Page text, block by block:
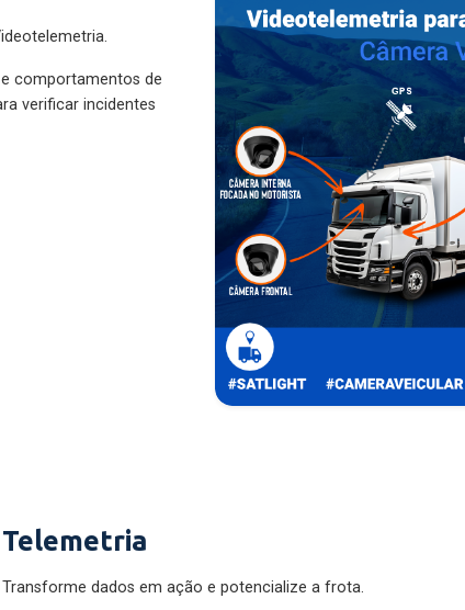
comportamentos de
verificar incidentes
Telemetria
Transforme dados em ação e potencialize a frota.